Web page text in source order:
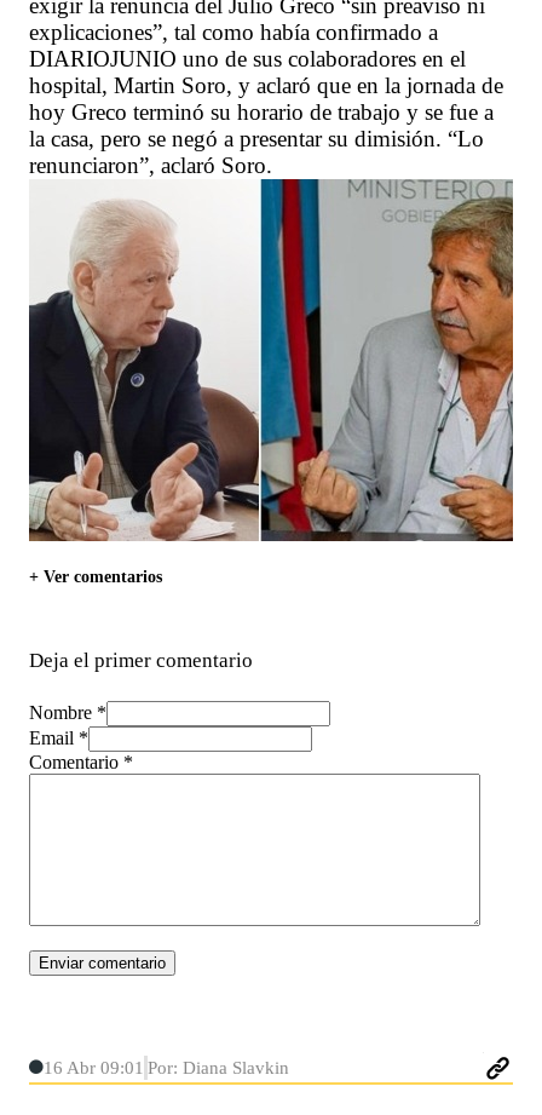
exigir la renuncia del Julio Greco “sin preaviso ni
explicaciones”, tal como había confirmado a
DIARIOJUNIO uno de sus colaboradores en el
hospital, Martin Soro, y aclaró que en la jornada de
hoy Greco terminó su horario de trabajo y se fue a
la casa, pero se negó a presentar su dimisión. “Lo
renunciaron”, aclaró Soro.
+ Ver comentarios
Deja el primer comentario
Nombre *
Email *
Comentario *
16 Abr 09:01 Por: Diana Slavkin